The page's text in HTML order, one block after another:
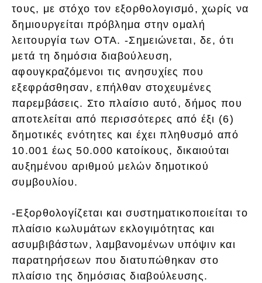
τους, με στόχο τον εξορθολογισμό, χωρίς να
δημιουργείται πρόβλημα στην ομαλή
λειτουργία των ΟΤΑ. -Σημειώνεται, δε, ότι
μετά τη δημόσια διαβούλευση,
αφουγκραζόμενοι τις ανησυχίες που
εξεφράσθησαν, επήλθαν στοχευμένες
παρεμβάσεις. Στο πλαίσιο αυτό, δήμος που
αποτελείται από περισσότερες από έξι (6)
δημοτικές ενότητες και έχει πληθυσμό από
10.001 έως 50.000 κατοίκους, δικαιούται
αυξημένου αριθμού μελών δημοτικού
συμβουλίου.
-Εξορθολογίζεται και συστηματικοποιείται το
πλαίσιο κωλυμάτων εκλογιμότητας και
ασυμβιβάστων, λαμβανομένων υπόψιν και
παρατηρήσεων που διατυπώθηκαν στο
πλαίσιο της δημόσιας διαβούλευσης.